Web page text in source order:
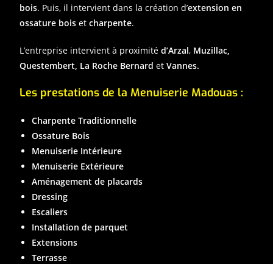
bois. Puis, il intervient dans la création d’extension en
ossature boiset charpente.
L’entreprise intervient à proximitéd’Arzal, Muzillac,
Questembert, La Roche Bernardet Vannes.
Les prestations de la Menuiserie Madouas :
Charpente Traditionnelle
Ossature Bois
Menuiserie Intérieure
Menuiserie Extérieure
Aménagement de placards
Dressing
Escaliers
Installation de parquet
Extensions
Terrasse